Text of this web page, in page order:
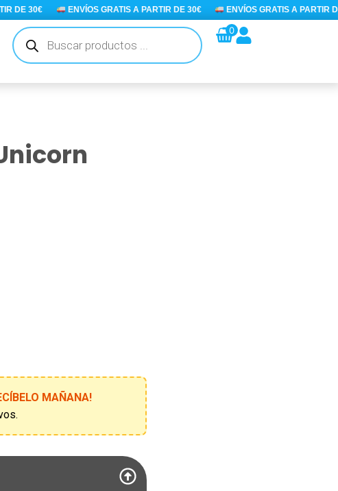
30€ ENVÍOS GRATIS A PARTIR DE 30€ ENVÍOS GRATIS A PARTIR DE
Búsqueda
de
productos
0
MAÑANA!